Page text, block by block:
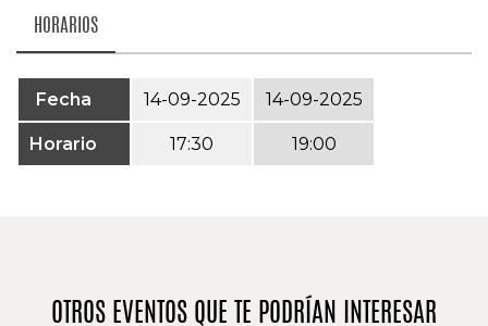
HORARIOS
Fecha 14-09-2025 14-09-2025
Horario 17:30 19:00
OTROS EVENTOS QUE TE PODRÍAN INTERESAR